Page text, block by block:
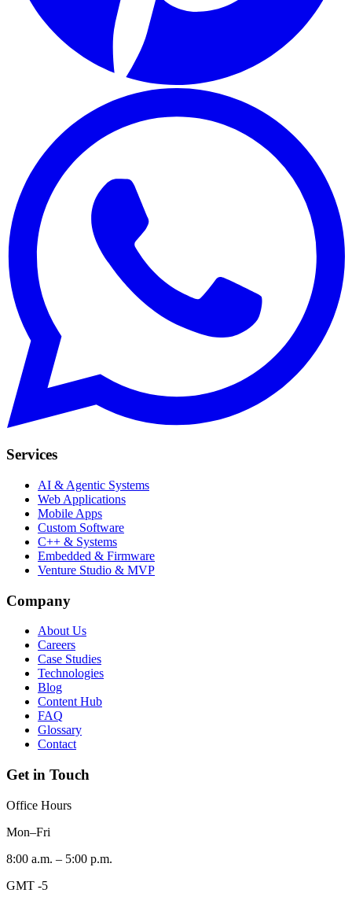
Services
AI & Agentic Systems
Web Applications
Mobile Apps
Custom Software
C++ & Systems
Embedded & Firmware
Venture Studio & MVP
Company
About Us
Careers
Case Studies
Technologies
Blog
Content Hub
FAQ
Glossary
Contact
Get in Touch
Office Hours
Mon–Fri
8:00 a.m. – 5:00 p.m.
GMT -5